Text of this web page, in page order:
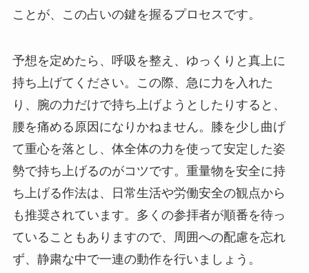
ことが、この占いの鍵を握るプロセスです。
予想を定めたら、呼吸を整え、ゆっくりと真上に
持ち上げてください。この際、急に力を入れた
り、腕の力だけで持ち上げようとしたりすると、
腰を痛める原因になりかねません。膝を少し曲げ
て重心を落とし、体全体の力を使って安定した姿
勢で持ち上げるのがコツです。重量物を安全に持
ち上げる作法は、日常生活や労働安全の観点から
も推奨されています。多くの参拝者が順番を待っ
ていることもありますので、周囲への配慮を忘れ
ず、静粛な中で一連の動作を行いましょう。